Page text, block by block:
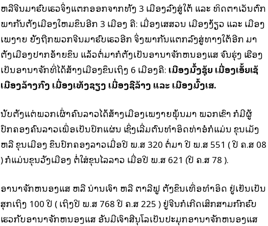
ຫລືຈີນມາຮົບເຣວຈິ່ງແຕກອອກຈາກທັງ 3 ເມືອງລົງສູ່ໃຕ້ ແລະ ທິດຕາເວັນຕົກ
ພາກັນຕັ້ງເມືອງໃຫມຂຶ້ນອີກ 3 ເມືອງ ຄື: ເມື່ອງເສສວນ ເມືອງງ້ຽວ ແລະ ເມືອງ
ເພງາຍ ຍັງຖືກພວກຈີນມາຮົບເຣວອີກ ຈິ່ງພາກັນແຕກລົງສູ່ທາງໃຕ້ອີກ ມາ
ຕັ້ງເມືອງປາກອ້າຍຂຶ້ນ ແລ້ວຕໍ່ມາກໍຕັ້ງເປັນອານາຈັກຫນອງແສ ຈົນຮຸ່ງ ເຮືອງ
ເປັນອານາຈັກທີ່ໄດ້ສ້າງເມືອງຂຶ້ນເຖິງ 6 ເມືອງຄື: ເມືອງມົ້ງຊຸ້ຍ ເມື່ອງເອັ້ຍເຊ້
ເມືອງລ້າງກົງ ເມື່ອງເທັງຊຽງ ເມື່ອງຊີລ້າງ ແລະ ເມືອງມົ້ງເສ.
ນັບຕັ້ງແຕ່ພວກເຜົ່າຄົນລາວໄດ້ສ້າງເມືອງເພງາຍພຸ້ນມາ ພວກເຂົາ ກໍມີຜູ້
ປົກຄອງຄົນລາວເພື່ອເປັນປຶກແຜ່ນ ເຊິ່ງເລີ່ມຕົ້ນທໍາອິດທ່າອໍກໍແມ່ນ ຂຸນເມັງ
ຫລື ຂຸນເມືອງ ຂຶ້ນປົກຄອງລາວເມື່ອປີ ພ.ສ 320 ຕໍ່ມາ ປີ ພ.ສ 551 ( ປີ ຄ.ສ 08
) ກໍແມ່ນຂຸນວັງເມືອງ ຕໍ່ໃສ່ຂຸນໄລລາວ ເມື່ອປີ ພ.ສ 621 (ປີ ຄ.ສ 78 ).
ອານາຈັກຫນອງແສ ຫລື ນ່ານເຈົ້າ ຫລື ຕາລີຟູ ຕັ້ງຂຶ້ນເທື່ອທໍາອິດ ຢູ່ເຢັນເປັນ
ສຸກເຖິງ 100 ປີ ( ເຖິງປີ ພ.ສ 768 ປີ ຄ.ສ 225 ) ຢູ່ຈີນກໍເກີດເສິກສາມກົກຮົບ
ເຮວກັບອານາຈັກຫນອງແສ ອັນມີເຈົ້າສີນຸໂລເປັນປະມຸກອານາຈັກຫນອງແສ